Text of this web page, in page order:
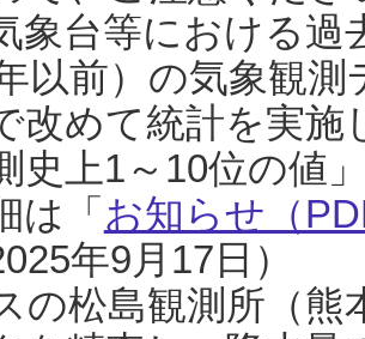
象台等における過
年以前）の気象観
改めて統計を実
史上1～10位の値
は「 お知らせ（
年9月17日）
の松島観測所（熊